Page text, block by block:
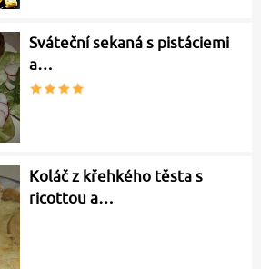
Sváteční sekaná s pistáciemi
a…
Koláč z křehkého těsta s
ricottou a…